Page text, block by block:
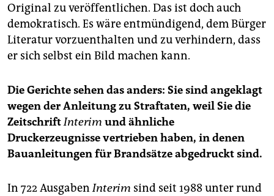
Original zu veröffentlichen. Das ist doch auch
demokratisch. Es wäre entmündigend, dem Bürger
Literatur vorzuenthalten und zu verhindern, dass
er sich selbst ein Bild machen kann.
Die Gerichte sehen das anders: Sie sind angeklagt
wegen der Anleitung zu Straftaten, weil Sie die
ZeitschriftInterim und ähnliche
Druckerzeugnisse vertrieben haben, in denen
Bauanleitungen für Brandsätze abgedruckt sind.
In 722 AusgabenInterim sind seit 1988 unter rund